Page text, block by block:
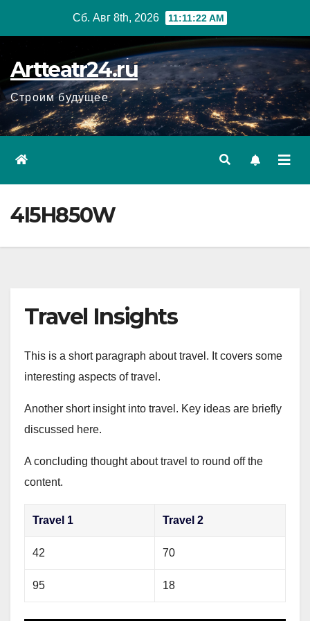
Сб. Авг 8th, 2026 11:11:23 AM
Artteatr24.ru
Строим будущее
4I5H850W
Travel Insights
This is a short paragraph about travel. It covers some
interesting aspects of travel.
Another short insight into travel. Key ideas are briefly
discussed here.
A concluding thought about travel to round off the
content.
Travel 1 Travel 2
42 70
95 18